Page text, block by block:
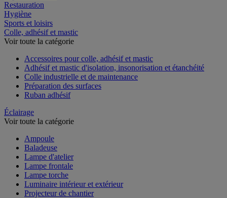
Restauration
Hygiène
Sports et loisirs
Colle, adhésif et mastic
Voir toute la catégorie
Accessoires pour colle, adhésif et mastic
Adhésif et mastic d'isolation, insonorisation et étanchéité
Colle industrielle et de maintenance
Préparation des surfaces
Ruban adhésif
Éclairage
Voir toute la catégorie
Ampoule
Baladeuse
Lampe d'atelier
Lampe frontale
Lampe torche
Luminaire intérieur et extérieur
Projecteur de chantier